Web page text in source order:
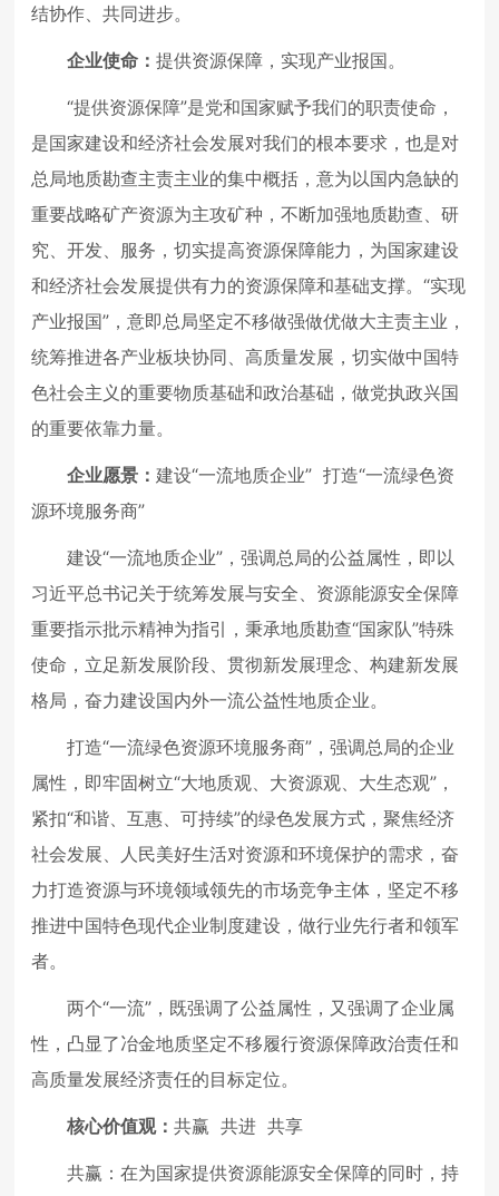
结协作、共同进步。
企业使命：提供资源保障，实现产业报国。
“提供资源保障”是党和国家赋予我们的职责使命，
是国家建设和经济社会发展对我们的根本要求，也是对
总局地质勘查主责主业的集中概括，意为以国内急缺的
重要战略矿产资源为主攻矿种，不断加强地质勘查、研
究、开发、服务，切实提高资源保障能力，为国家建设
和经济社会发展提供有力的资源保障和基础支撑。“实现
产业报国”，意即总局坚定不移做强做优做大主责主业，
统筹推进各产业板块协同、高质量发展，切实做中国特
色社会主义的重要物质基础和政治基础，做党执政兴国
的重要依靠力量。
企业愿景：建设“一流地质企业” 打造“一流绿色资
源环境服务商”
建设“一流地质企业”，强调总局的公益属性，即以
习近平总书记关于统筹发展与安全、资源能源安全保障
重要指示批示精神为指引，秉承地质勘查“国家队”特殊
使命，立足新发展阶段、贯彻新发展理念、构建新发展
格局，奋力建设国内外一流公益性地质企业。
打造“一流绿色资源环境服务商”，强调总局的企业
属性，即牢固树立“大地质观、大资源观、大生态观”，
紧扣“和谐、互惠、可持续”的绿色发展方式，聚焦经济
社会发展、人民美好生活对资源和环境保护的需求，奋
力打造资源与环境领域领先的市场竞争主体，坚定不移
推进中国特色现代企业制度建设，做行业先行者和领军
者。
两个“一流”，既强调了公益属性，又强调了企业属
性，凸显了冶金地质坚定不移履行资源保障政治责任和
高质量发展经济责任的目标定位。
核心价值观：共赢 共进 共享
共赢：在为国家提供资源能源安全保障的同时，持